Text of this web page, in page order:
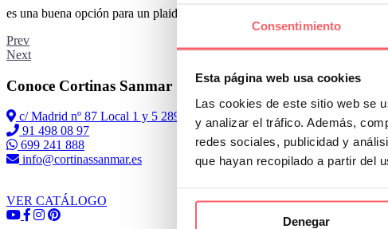
Consentimiento
Esta página web usa cookies
Las cookies de este sitio web se
y analizar el tráfico. Además,
redes sociales, publicidad y
que hayan recopilado a partir del
Denegar
es una buena opción para un plaid a los pies de cama en color negro y blanco
Prev
Next
Conoce Cortinas Sanmar
c/ Madrid nº 87 Local 1 y 5 28970 Madrid
91 498 08 97
699 241 888
info@cortinassanmar.es
VER CATÁLOGO